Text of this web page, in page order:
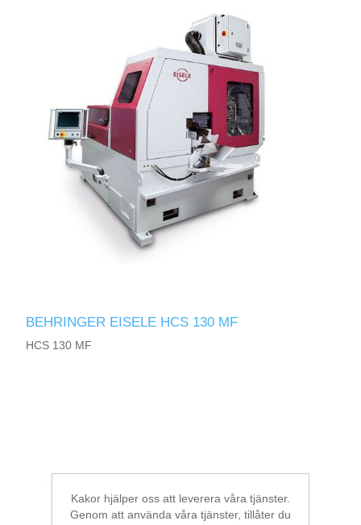
BEHRINGER EISELE HCS 130 MF
HCS 130 MF
Kakor hjälper oss att leverera våra tjänster.
Genom att använda våra tjänster, tillåter du